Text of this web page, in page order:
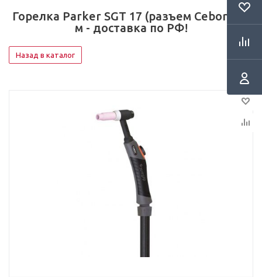
Горелка Parker SGT 17 (разъем Cebora), 4
м - доставка по РФ!
Назад в каталог